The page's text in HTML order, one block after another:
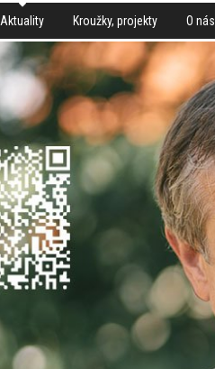
Aktuality Kroužky, projekty O nás